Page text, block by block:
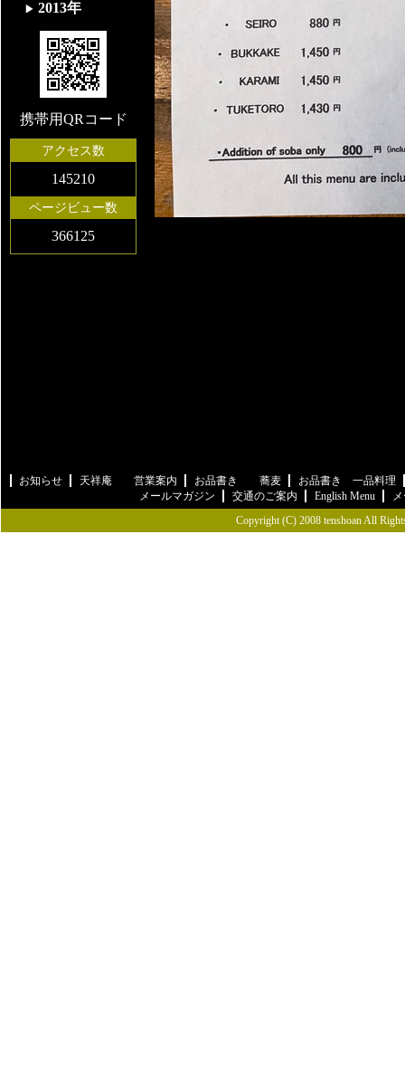
2013年
携帯用QRコード
アクセス数
145210
ページビュー数
366125
お知らせ 天祥庵 営業案内 お品書き 蕎麦
お品書き 一品料理
メールマガジン
交通のご案内 English Menu
Copyright (C) 2008 tenshoan All